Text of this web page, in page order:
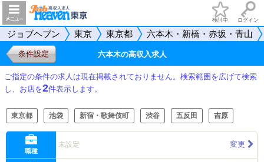
検討中 ログイン
ジョブヘブン 東京 東京都 六本木・新橋・赤坂・青山
条件設定 六本木の高収入求人
ご指定の条件の求人は現在掲載されておりません。検索範囲を広げて検索
し、お店を2件表示します。
東京都 池袋 新宿・歌舞伎町 渋谷 五反田 吉原
職種
未設定 変更